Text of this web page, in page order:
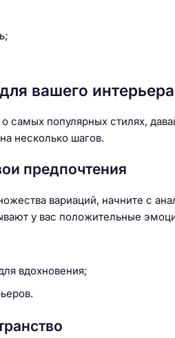
вашего интерьера
самых популярных стилях,
несколько шагов.
предпочтения
вариаций, начните с
у вас положительные
вдохновения;